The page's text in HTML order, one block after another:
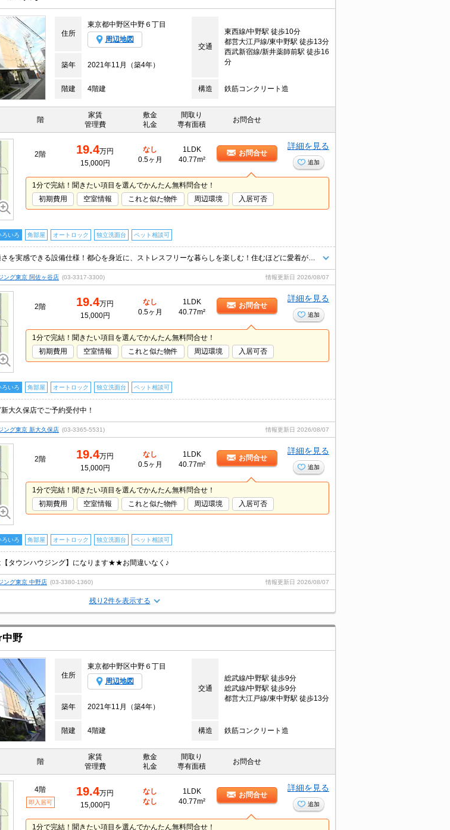
住所
東京都中野区中野６丁目
周辺地図
交通
東西線/中野駅 徒歩10分
都営大江戸線/東中野駅 徒歩13分
西武新宿線/新井薬師前駅 徒歩16
分
築年 2021年11月（築4年）
階建 4階建 構造 鉄筋コンクリート造
階
家賃
管理費
敷金
礼金
間取り
専有面積
お問合せ
2階 19.4万円
15,000円
なし
0.5ヶ月
1LDK
40.77m²
お問合せ
詳細を見る
追加
1分で完結！聞きたい項目を選んでかんたん無料問合せ！
初期費用
空室情報 これと似た物件 周辺環境 入居可否
ろいろ 角部屋 オートロック 独立洗面台 ペット相談可
ング東京 阿佐ヶ谷店 (03-3317-3300) 情報更新日 2026/08/07
2階 19.4万円
15,000円
なし
0.5ヶ月
1LDK
40.77m²
お問合せ
詳細を見る
追加
1分で完結！聞きたい項目を選んでかんたん無料問合せ！
初期費用
空室情報 これと似た物件 周辺環境 入居可否
ろいろ 角部屋 オートロック 独立洗面台 ペット相談可
大久保店でご予約受付中！
ング東京 新大久保店 (03-3365-5531) 情報更新日 2026/08/07
2階 19.4万円
15,000円
なし
0.5ヶ月
1LDK
40.77m²
お問合せ
詳細を見る
追加
1分で完結！聞きたい項目を選んでかんたん無料問合せ！
初期費用
空室情報 これと似た物件 周辺環境 入居可否
ろいろ 角部屋 オートロック 独立洗面台 ペット相談可
【タウンハウジング】になります★★お間違いなく♪
ング東京 中野店 (03-3380-1360) 情報更新日 2026/08/07
残り2件を表示する
野
住所
東京都中野区中野６丁目
周辺地図
交通
総武線/中野駅 徒歩9分
総武線/中野駅 徒歩9分
都営大江戸線/東中野駅 徒歩13分
築年
2021年11月（築4年）
階建 4階建 構造 鉄筋コンクリート造
階
家賃
管理費
敷金
礼金
間取り
専有面積
お問合せ
4階
即入居可
19.4万円
15,000円
なし
なし
1LDK
40.77m²
お問合せ
詳細を見る
追加
1分で完結！聞きたい項目を選んでかんたん無料問合せ！